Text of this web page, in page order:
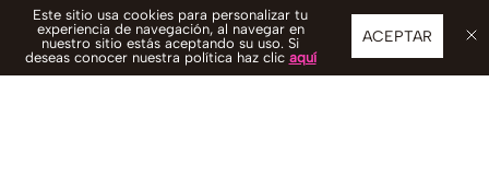
ACEPTAR
Este sitio usa cookies para personalizar tu
experiencia de navegación, al navegar en
nuestro sitio estás aceptando su uso. Si
deseas conocer nuestra política haz clic aquí